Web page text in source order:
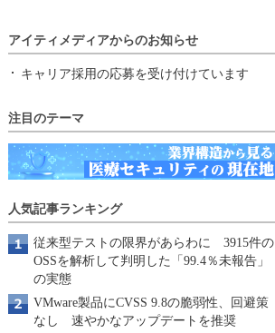
アイティメディアからのお知らせ
キャリア採用の応募を受け付けています
注目のテーマ
人気記事ランキング
従来型テストの限界があらわに 3915件の
OSSを解析して判明した「99.4％未報告」
の実態
VMware製品にCVSS 9.8の脆弱性、回避策
なし 速やかなアップデートを推奨